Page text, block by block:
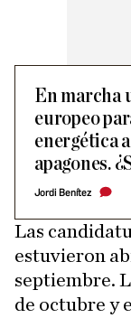
En marcha
europeo
energética
apagones.
Jordi Benítez
Las
estuvieron
septiembre.
de octubre y